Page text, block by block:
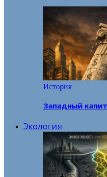
История
Западный
Экология